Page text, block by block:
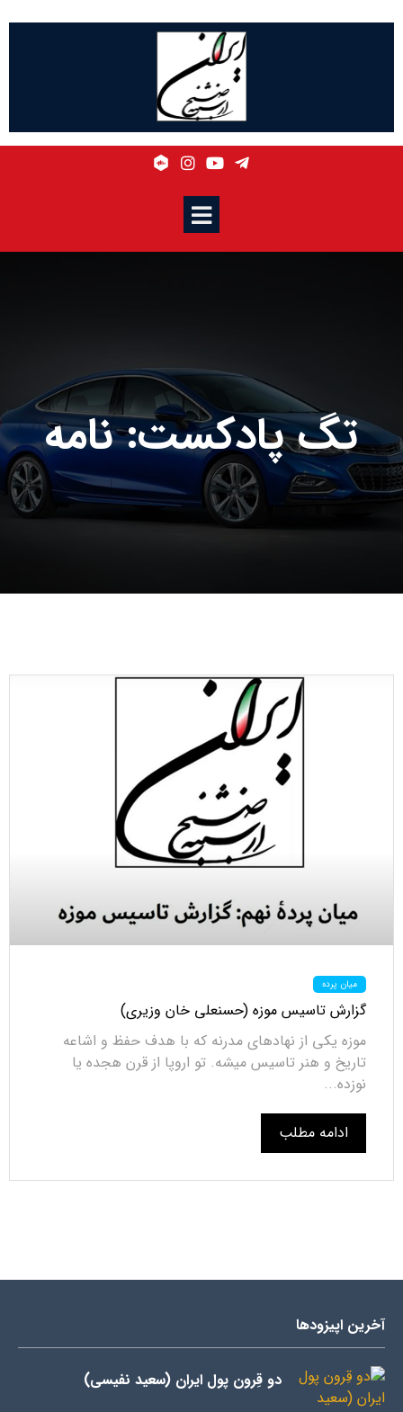
تگ پادکست: نامه
میان پرده
گزارش تاسیس موزه (حسنعلی خان وزیری)
موزه یکی از نهادهای مدرنه که با هدف حفظ و اشاعه
تاریخ و هنر تاسیس میشه. تو اروپا از قرن هجده یا
نوزده...
ادامه مطلب
آخرین اپیزودها
دو قِرون پول ایران (سعید نفیسی)